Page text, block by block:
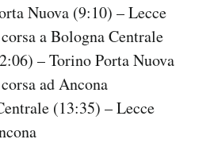
Nuova (9:10) – Lecce
a Bologna Centrale
– Torino Porta Nuova
ad Ancona
(13:35) – Lecce